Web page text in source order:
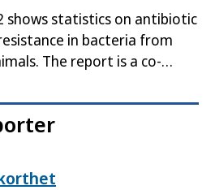
shows statistics on antibiotic
in bacteria from
The report is a co-